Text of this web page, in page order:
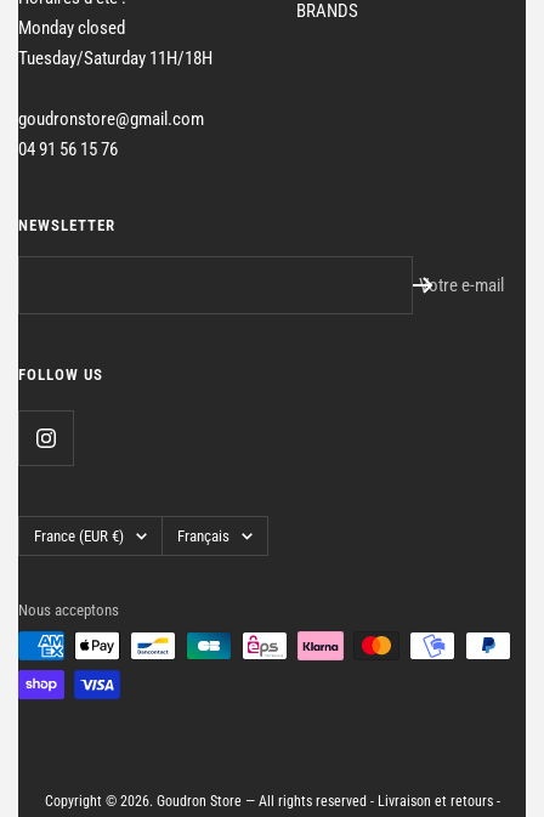
Monday closed
Tuesday/Saturday 11H/18H
goudronstore@gmail.com
04 91 56 15 76
BRANDS
NEWSLETTER
Votre e-mail
FOLLOW US
Pays/région
France (EUR €) Langue
Français
Nous acceptons
Copyright © 2026. Goudron Store — All rights reserved - Livraison et retours-